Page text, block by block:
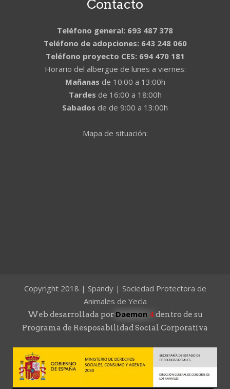
Contacto
Teléfono general: 693 487 378
Teléfono de adopciones: 643 248 060
Teléfono proyecto CES: 694 470 181
Horario del albergue de lunes a viernes:
Mañanas de 10:00 a 13:00h
Tardes de 16:00 a 18:00h
Sabados de de 9:00 a 13:00h
Mapa de situación:
Copyright 2018 | Spandy | Sociedad Protectora de
Animales de Yecla
Web desarrollada por Daemon 4dentro de su
Programa de Resposabilidad Social Corporativa